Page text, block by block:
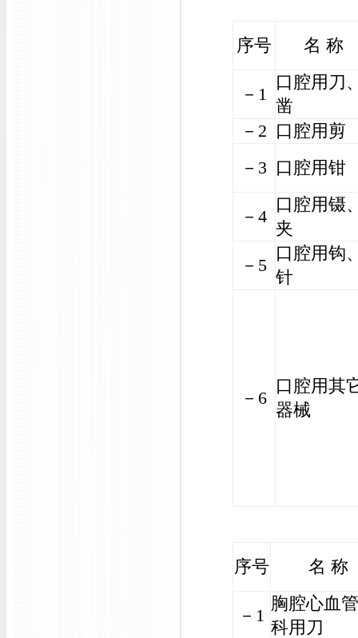
序号 名 称
－1
口腔用刀
凿
－2 口腔用剪
－3 口腔用钳
－4
口腔用镊
夹
－5
口腔用钩
针
－6
口腔用其
器械
序号 名 称
－1
胸腔心血
科用刀